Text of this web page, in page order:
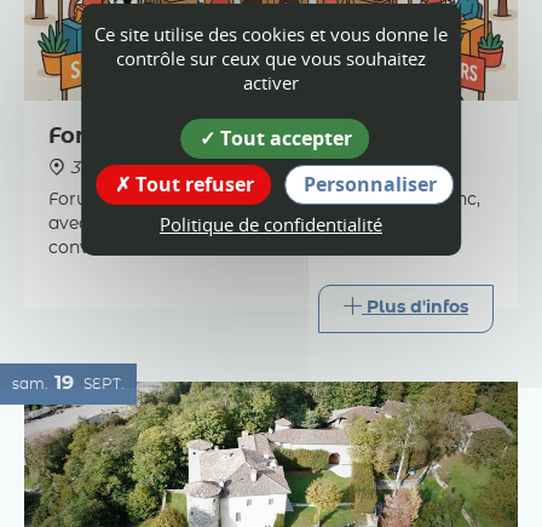
Forum des associations à l'Albenc
38470 L'Albenc
Forum des associations à la commune de l'Albenc,
avec divers stands pour trouver le club qui vous
conviendra.
Plus d'infos
sam. 19 SEPT.
Ce site utilise des cookies et vous donne le
contrôle sur ceux que vous souhaitez
activer
Tout accepter
Tout refuser
Personnaliser
Politique de confidentialité